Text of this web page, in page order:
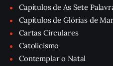
Capítulos de As Sete
Capítulos de Glórias de
Cartas Circulares
Catolicismo
Contemplar o Natal